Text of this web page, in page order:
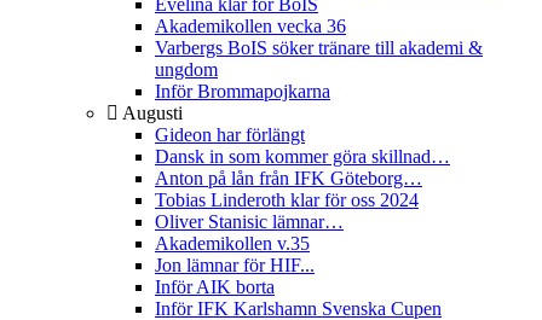
Akademikollen vecka 36
Varbergs BoIS söker tränare till akademi &
ungdom
Inför Brommapojkarna
Augusti
Gideon har förlängt
Dansk in som kommer göra skillnad…
Anton på lån från IFK Göteborg…
Tobias Linderoth klar för oss 2024
Oliver Stanisic lämnar…
Akademikollen v.35
Jon lämnar för HIF...
Inför AIK borta
Inför IFK Karlshamn Svenska Cupen